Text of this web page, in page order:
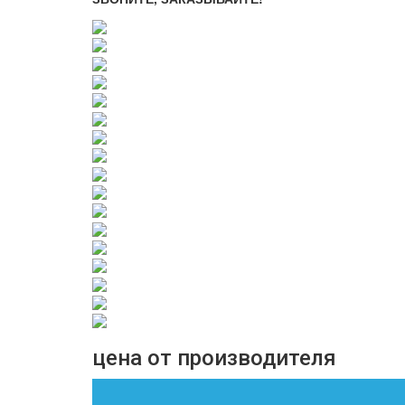
цена от производителя